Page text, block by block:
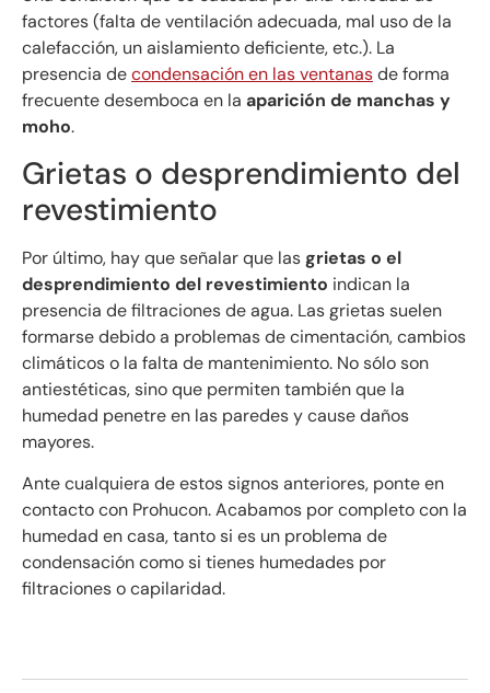
factores (falta de ventilación adecuada, mal uso de la
calefacción, un aislamiento deficiente, etc.). La
presencia decondensación en las ventanasde forma
frecuente desemboca en la aparición de manchas y
moho.
Grietas o desprendimiento del
revestimiento
Por último, hay que señalar que lasgrietas o el
desprendimiento del revestimiento indican la
presencia de filtraciones de agua. Las grietas suelen
formarse debido a problemas de cimentación, cambios
climáticos o la falta de mantenimiento. No sólo son
antiestéticas, sino que permiten también que la
humedad penetre en las paredes y cause daños
mayores.
Ante cualquiera de estos signos anteriores, ponte en
contacto con Prohucon. Acabamos por completo con la
humedad en casa, tanto si es un problema de
condensación como si tienes humedades por
filtraciones o capilaridad.